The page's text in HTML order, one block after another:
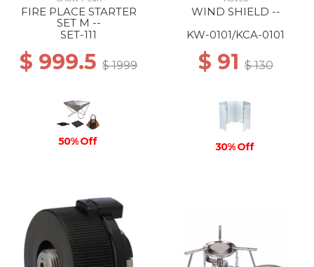
FIRE PLACE STARTER
SET M --
SET-111
$ 999.5 $ 1999
50% Off
WIND SHIELD --
KW-0101/KCA-0101
$ 91$ 130
30% Off